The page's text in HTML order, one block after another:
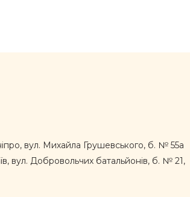
вул. Михайла Грушевського, б. № 55а
вул. Добровольчих батальйонів, б. № 21,